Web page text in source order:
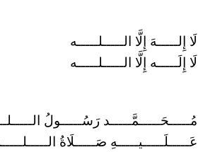
لَا إِلـــــهَ إِلَّا الـــــلـــــه
لَا إِلَـــــه إِلَّا الـــــلـــــه
مُـــــحَـــــمَّـــــد رَسُـــــولُ
عَـــــلَـــــيـــــهِ صَـــــلَاةُ